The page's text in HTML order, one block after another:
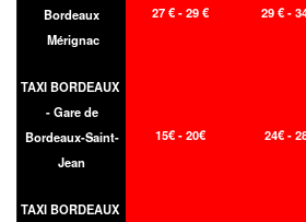
Bordeaux
Mérignac
27 € - 29 € 29 € -
TAXI BORDEAUX
- Gare de
Bordeaux-Saint-
Jean
15€ - 20€ 24€ -
TAXI BORDEAUX